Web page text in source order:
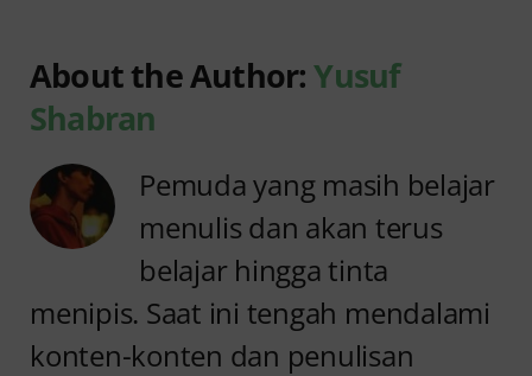
About the Author:Yusuf
Shabran
Pemuda yang masih belajar
menulis dan akan terus
belajar hingga tinta
menipis. Saat ini tengah mendalami
konten-konten dan penulisan